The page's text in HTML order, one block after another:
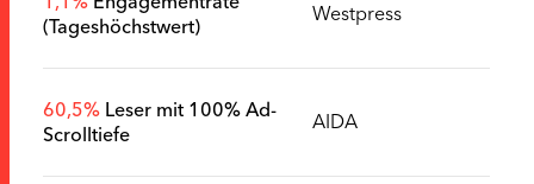
(Tageshöchstwert)
Westpress
60,5% Leser mit 100% Ad-
Scrolltiefe
AIDA